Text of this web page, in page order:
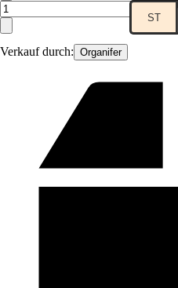
Verkauf durch: Organifer
ST